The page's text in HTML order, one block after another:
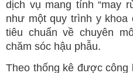
dịch vụ mang tính “may
như một quy trình y khoa
tiêu chuẩn về chuyên
chăm sóc hậu phẫu.
Theo thống kê được công